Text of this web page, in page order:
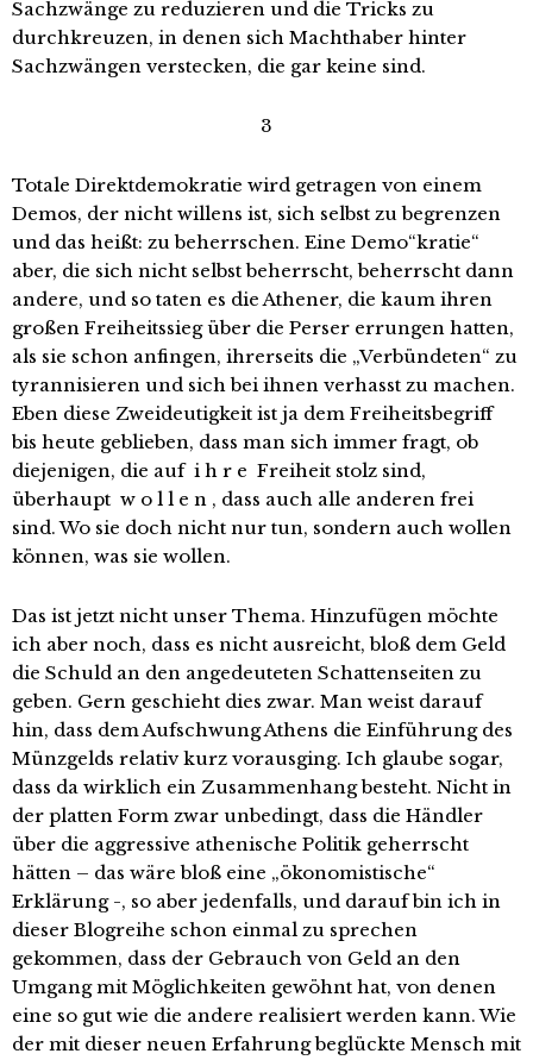
Sachzwänge zu reduzieren und die Tricks zu
durchkreuzen, in denen sich Machthaber hinter
Sachzwängen verstecken, die gar keine sind.
3
Totale Direktdemokratie wird getragen von einem
Demos, der nicht willens ist, sich selbst zu begrenzen
und das heißt: zu beherrschen. Eine Demo“kratie“
aber, die sich nicht selbst beherrscht, beherrscht dann
andere, und so taten es die Athener, die kaum ihren
großen Freiheitssieg über die Perser errungen hatten,
als sie schon anfingen, ihrerseits die „Verbündeten“ zu
tyrannisieren und sich bei ihnen verhasst zu machen.
Eben diese Zweideutigkeit ist ja dem Freiheitsbegriff
bis heute geblieben, dass man sich immer fragt, ob
diejenigen, die auf i h r e Freiheit stolz sind,
überhaupt w o l l e n , dass auch alle anderen frei
sind. Wo sie doch nicht nur tun, sondern auch wollen
können, was sie wollen.
Das ist jetzt nicht unser Thema. Hinzufügen möchte
ich aber noch, dass es nicht ausreicht, bloß dem Geld
die Schuld an den angedeuteten Schattenseiten zu
geben. Gern geschieht dies zwar. Man weist darauf
hin, dass dem Aufschwung Athens die Einführung des
Münzgelds relativ kurz vorausging. Ich glaube sogar,
dass da wirklich ein Zusammenhang besteht. Nicht in
der platten Form zwar unbedingt, dass die Händler
über die aggressive athenische Politik geherrscht
hätten – das wäre bloß eine „ökonomistische“
Erklärung -, so aber jedenfalls, und darauf bin ich in
dieser Blogreihe schon einmal zu sprechen
gekommen, dass der Gebrauch von Geld an den
Umgang mit Möglichkeiten gewöhnt hat, von denen
eine so gut wie die andere realisiert werden kann. Wie
der mit dieser neuen Erfahrung beglückte Mensch mit